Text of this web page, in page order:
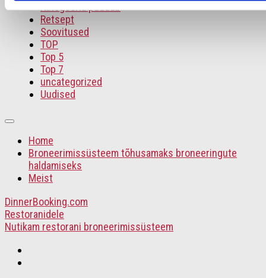
Kategooria puudub
Retsept
Soovitused
TOP
Top 5
Top 7
uncategorized
Uudised
Home
Broneerimissüsteem tõhusamaks broneeringute
haldamiseks
Meist
DinnerBooking.com
Restoranidele
Nutikam restorani broneerimissüsteem